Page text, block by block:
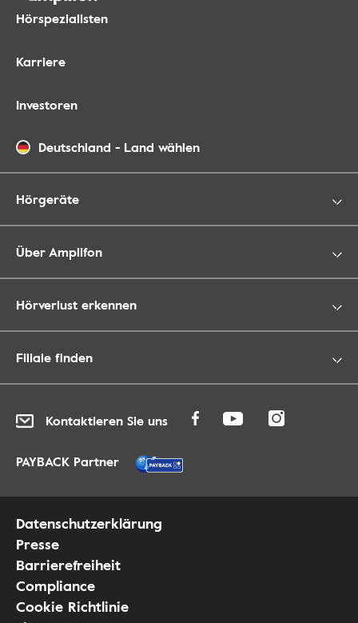
Hörspezialisten
Karriere
Investoren
Deutschland - Land wählen
Hörgeräte
Über Amplifon
Hörverlust erkennen
Filiale finden
Kontaktieren Sie uns
PAYBACK Partner
Datenschutzerklärung
Presse
Barrierefreiheit
Compliance
Cookie Richtlinie